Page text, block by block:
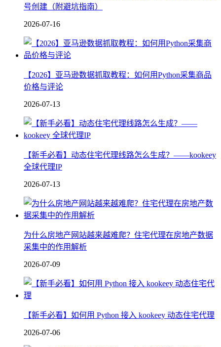
号创建（附避坑指南）
2026-07-16
【2026】亚马逊数据抓取教程：如何用Python采集商品
价格与评论
2026-07-13
【新手必看】动态住宅代理线路怎么生成？——kookeey
全球代理IP
2026-07-13
为什么房地产网站越来越难爬？住宅代理在房地产数据
采集中的作用解析
2026-07-09
【新手必看】如何用 Python 接入 kookeey 动态住宅代理
2026-07-06